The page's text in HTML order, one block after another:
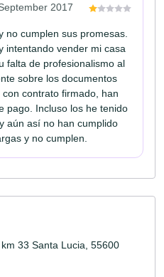
2017
no cumplen sus promesas.
intentando vender mi casa
falta de profesionalismo al
sobre los documentos
contrato firmado, han
pago. Incluso los he tenido
aún así no han cumplido
y no cumplen.
33 Santa Lucia, 55600